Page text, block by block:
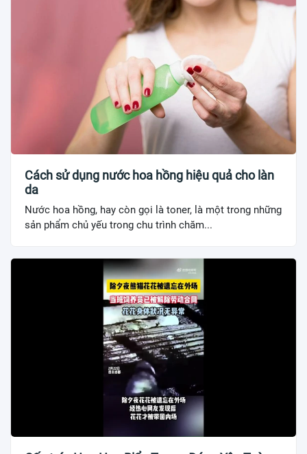
Cách sử dụng nước hoa hồng hiệu quả cho làn
da
Nước hoa hồng, hay còn gọi là toner, là một trong những
sản phẩm chủ yếu trong chu trình chăm...